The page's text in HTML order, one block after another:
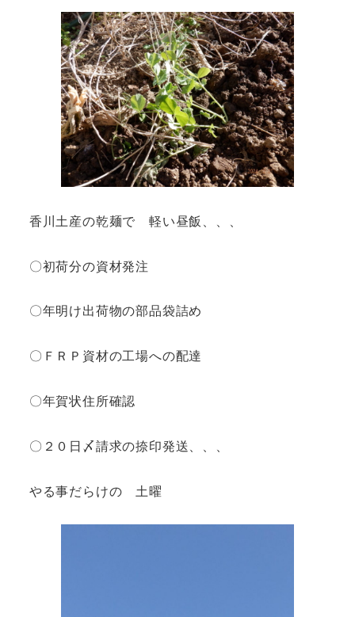
香川土産の乾麺で 軽い昼飯、、、
〇初荷分の資材発注
〇年明け出荷物の部品袋詰め
〇ＦＲＰ資材の工場への配達
〇年賀状住所確認
〇２０日〆請求の捺印発送、、、
やる事だらけの 土曜